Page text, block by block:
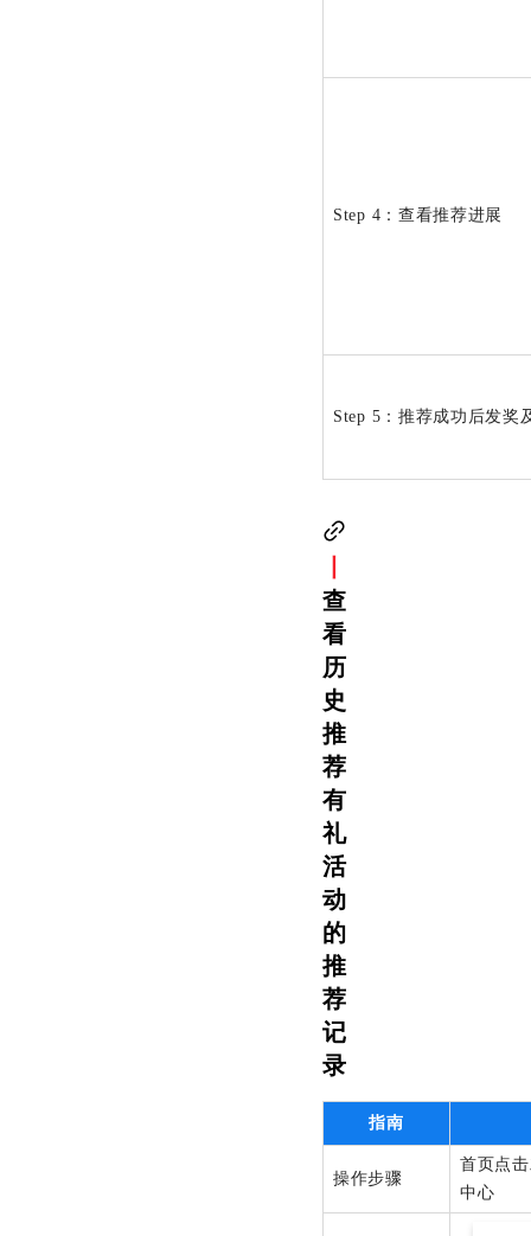
Step 4：查看推荐进展
Step 5：推荐成功后发奖
查
看
历
史
推
荐
有
礼
活
动
的
推
荐
记
录
指南
操作步骤
首页点
中心